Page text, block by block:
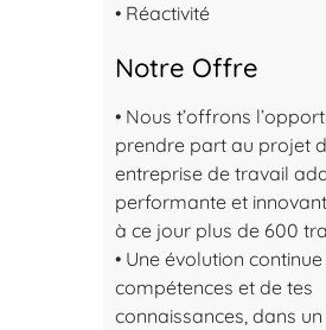
• Réactivité
Notre Offre
• Nous t’offrons
prendre part au projet
entreprise de travail
performante et
à ce jour plus de 600
• Une évolution
compétences et de tes
connaissances, dans un